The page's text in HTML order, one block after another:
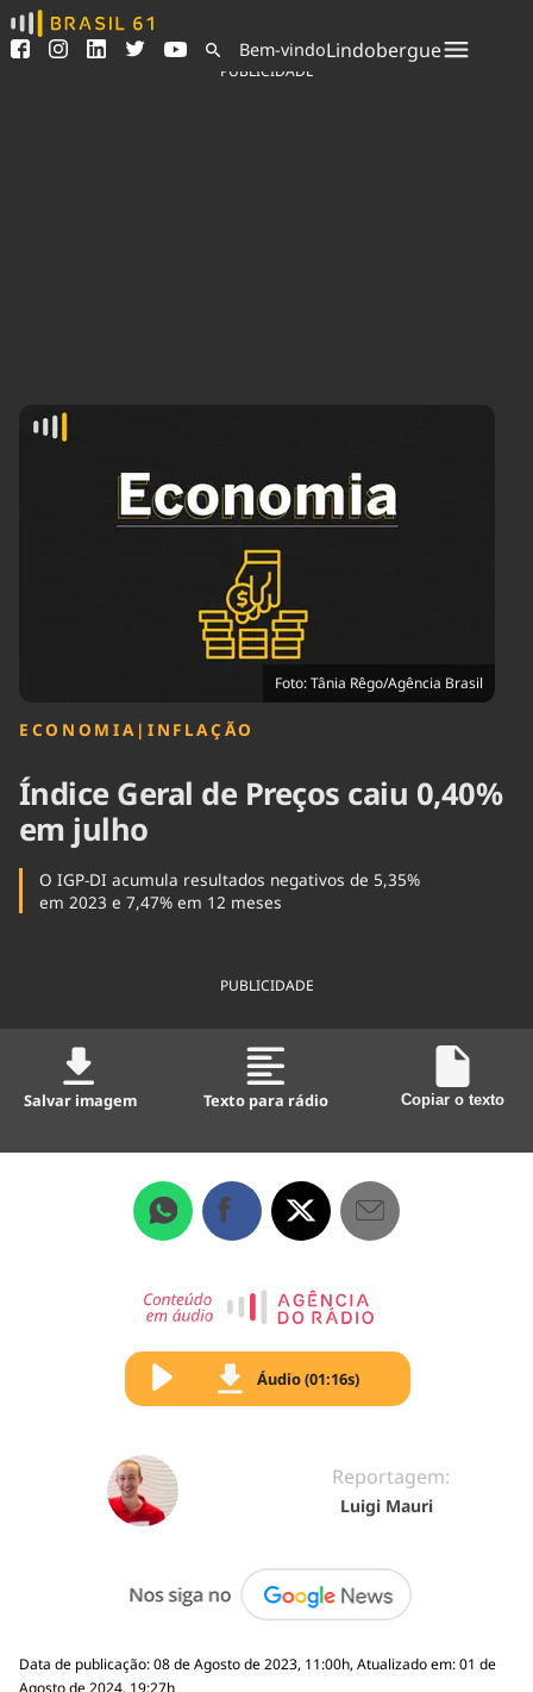
Ver todas as notícias
Podcasts
Indicadores
Agronegócios
Economia
Educação
Infraestrutura
Internacional
Podcast
Política
Saúde
Bem-vindoLindobergue
PUBLICIDADE
Foto: Tânia Rêgo/Agência Brasil
ECONOMIA | INFLAÇÃO
Índice Geral de Preços caiu 0,40%
em julho
O IGP-DI acumula resultados negativos de 5,35%
em 2023 e 7,47% em 12 meses
PUBLICIDADE
Salvar imagem Texto para rádio Copiar o texto
Áudio (01:16s)
Reportagem:
Luigi Mauri
Data de publicação: 08 de Agosto de 2023, 11:00h, Atualizado em: 01 de
Agosto de 2024, 19:27h